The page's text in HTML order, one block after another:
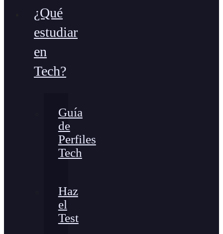
¿Qué
estudiar
en
Tech?
Guía
de
Perfiles
Tech
Haz
el
Test